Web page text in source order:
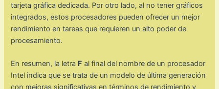
tarjeta gráfica dedicada. Por otro lado, al no tener gráficos
integrados, estos procesadores pueden ofrecer un mejor
rendimiento en tareas que requieren un alto poder de
procesamiento.
En resumen, la letra F al final del nombre de un procesador
Intel indica que se trata de un modelo de última generación
con mejoras significativas en términos de rendimiento y